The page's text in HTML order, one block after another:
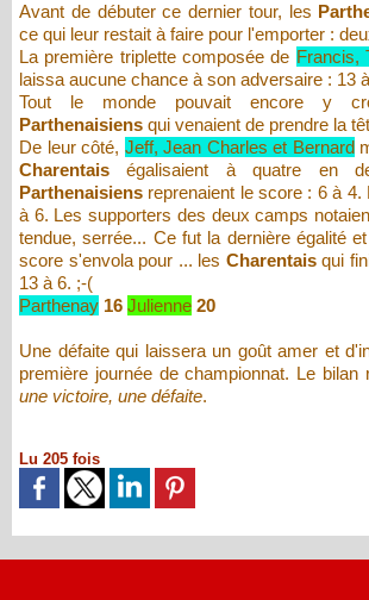
Avant de débuter ce dernier tour, les
ce qui leur restait à faire pour l'emporter :
La première triplette composée de Francis,
laissa aucune chance à son adversaire : 13
Tout le monde pouvait encore y
Parthenaisiens qui venaient de prendre la
De leur côté, Jeff, Jean Charles et Bernard
Charentais égalisaient à quatre en
Parthenaisiens reprenaient le score : 6 à 4.
à 6. Les supporters des deux camps
tendue, serrée... Ce fut la dernière égalité
score s'envola pour ... les Charentaisqui
13 à 6. ;-(
Parthenay 16 Julienne 20
Une défaite qui laissera un goût amer et
première journée de championnat. Le bilan
une victoire, une défaite.
Lu 205 fois